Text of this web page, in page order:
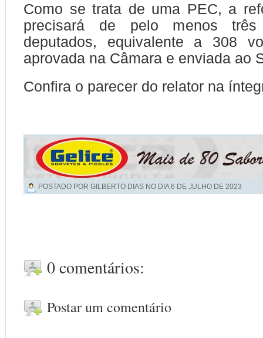
Como se trata de uma PEC, a
precisará de pelo menos
deputados, equivalente a 308
aprovada na Câmara e enviada ao
Confira o parecer do relator na
POSTADO POR GILBERTO DIAS NO DIA6 DE JULHO DE 2023
0 comentários:
Postar um comentário